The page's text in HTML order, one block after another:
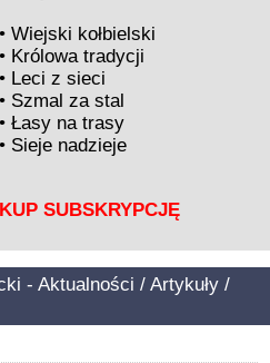
•Wiejski kołbielski
• Królowa tradycji
• Leci z sieci
• Szmal za stal
•Łasy na trasy
• Sieje nadzieje
KUP SUBSKRYPCJĘ
- Aktualności / Artykuły /